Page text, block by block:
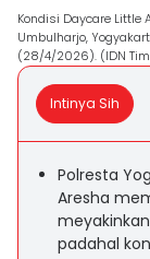
Kondisi Daycare Little
Umbulharjo,
(28/4/2026). (IDN
Intinya Sih
Polresta
Aresha
padahal